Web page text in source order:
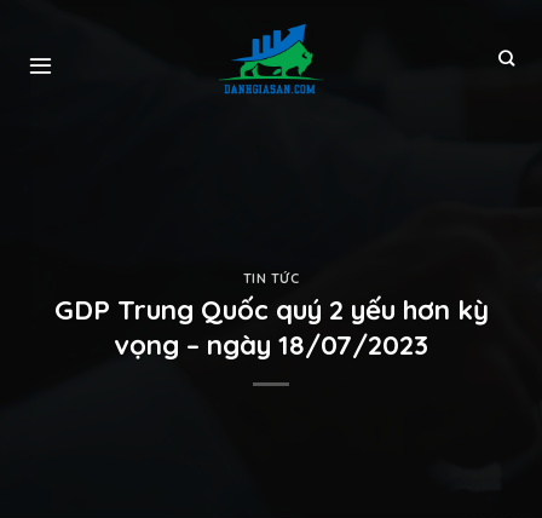
TIN TỨC
GDP Trung Quốc quý 2 yếu hơn kỳ
vọng – ngày 18/07/2023